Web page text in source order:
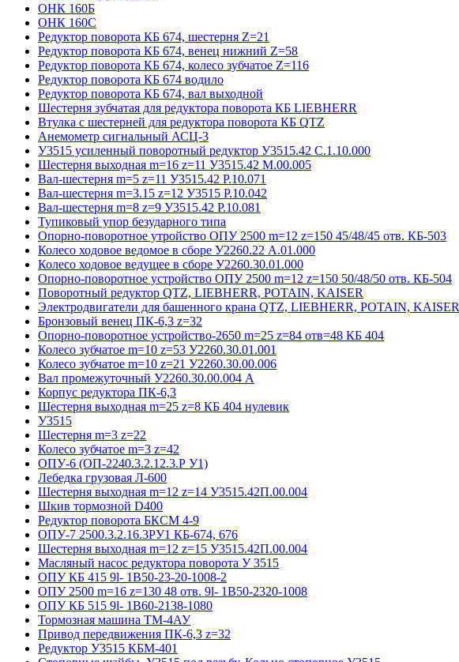
ОНК 160Б
ОНК 160С
Редуктор поворота КБ 674, шестерня Z=21
Редуктор поворота КБ 674, венец нижний Z=58
Редуктор поворота КБ 674, колесо зубчатое Z=116
Редуктор поворота КБ 674 водило
Редуктор поворота КБ 674, вал выходной
Шестерня зубчатая для редуктора поворота КБ LIEBHERR
Втулка с шестерней для редуктора поворота КБ QTZ
Анемометр сигнальный АСЦ-3
У3515 усиленный поворотный редуктор У3515.42 С.1.10.000
Шестерня выходная m=16 z=11 У3515.42 М.00.005
Вал-шестерня m=5 z=11 У3515.42 Р.10.071
Вал-шестерня m=3.15 z=12 У3515 Р.10.042
Вал-шестерня m=8 z=9 У3515.42 Р.10.081
Тупиковый упор безударного типа
Опорно-поворотное утройство ОПУ 2500 m=12 z=150 45/48/45 отв. КБ-503
Колесо ходовое ведомое в сборе У2260.22 А.01.000
Колесо ходовое ведущее в сборе У2260.30.01.000
Опорно-поворотное устройство ОПУ 2500 m=12 z=150 50/48/50 отв. КБ-504
Поворотный редуктор QTZ, LIEBHERR, POTAIN, KAISER
Электродвигатели для башенного крана QTZ, LIEBHERR, POTAIN, KAISER
Бронзовый венец ПК-6,3 z=32
Опорно-поворотное устройство-2650 m=25 z=84 отв=48 КБ 404
Колесо зубчатое m=10 z=53 У2260.30.01.001
Колесо зубчатое m=10 z=21 У2260.30.00.006
Вал промежуточный У2260.30.00.004 А
Корпус редуктора ПК-6,3
Шестерня выходная m=25 z=8 КБ 404 нулевик
У3515
Шестерня m=3 z=22
Колесо зубчатое m=3 z=42
ОПУ-6 (ОП-2240.3.2.12.3.Р У1)
Лебедка грузовая Л-600
Шестерня выходная m=12 z=14 У3515.42П.00.004
Шкив тормозной D400
Редуктор поворота БКСМ 4-9
ОПУ-7 2500.3.2.16.3РУ1 КБ-674, 676
Шестерня выходная m=12 z=15 У3515.42П.00.004
Масляный насос редуктора поворота У 3515
ОПУ КБ 415 9l- 1B50-23-20-1008-2
ОПУ 2500 m=16 z=130 48 отв. 9l- 1B50-2320-1008
ОПУ КБ 515 9l- 1B60-2138-1080
Тормозная машина ТМ-4АУ
Привод передвижения ПК-6,3 z=32
Редуктор У3515 КБМ-401